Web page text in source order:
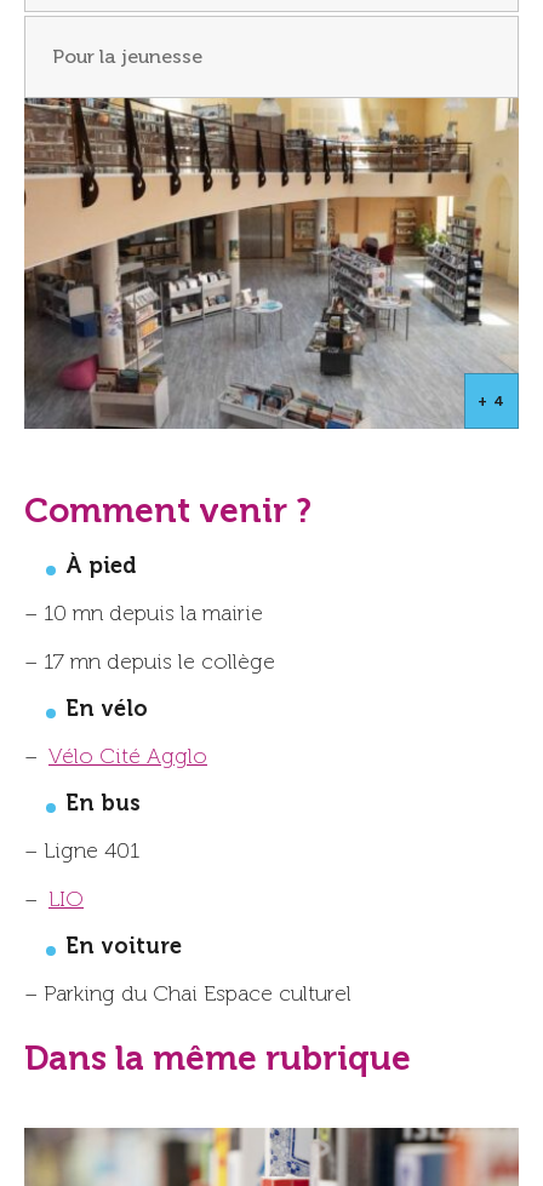
Pour la jeunesse
+ 4
Comment venir ?
À pied
– 10 mn depuis la mairie
– 17 mn depuis le collège
En vélo
– Vélo Cité Agglo
En bus
– Ligne 401
– LIO
En voiture
– Parking du Chai Espace culturel
Dans la même rubrique